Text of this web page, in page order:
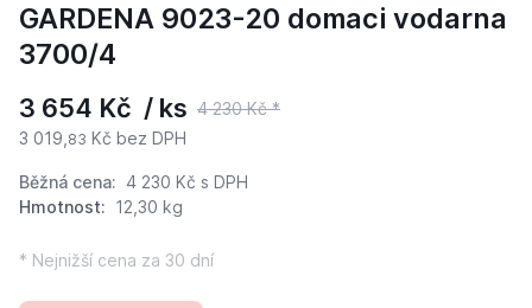
GARDENA 9023-20 domaci vodarna
3700/4
3 654 Kč / ks 4 230 Kč *
3 019, 83 Kč bez DPH
Běžná cena: 4 230 Kč s DPH
Hmotnost: 12,30 kg
* Nejnižší cena za 30 dní